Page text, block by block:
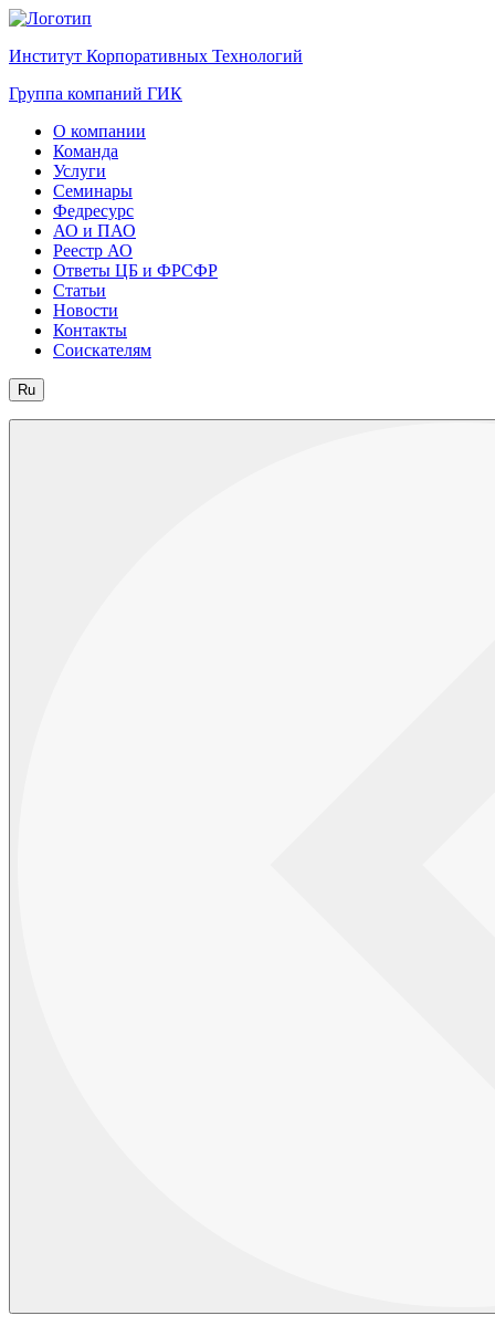
Институт Корпоративных Технологий
Группа компаний ГИК
О компании
Команда
Услуги
Семинары
Федресурс
АО и ПАО
Реестр АО
Ответы ЦБ и ФРСФР
Статьи
Новости
Контакты
Соискателям
Ru